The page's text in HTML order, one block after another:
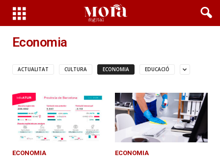
Economia
ACTUALITAT CULTURA ECONOMIA EDUCACIÓ
ECONOMIA ECONOMIA